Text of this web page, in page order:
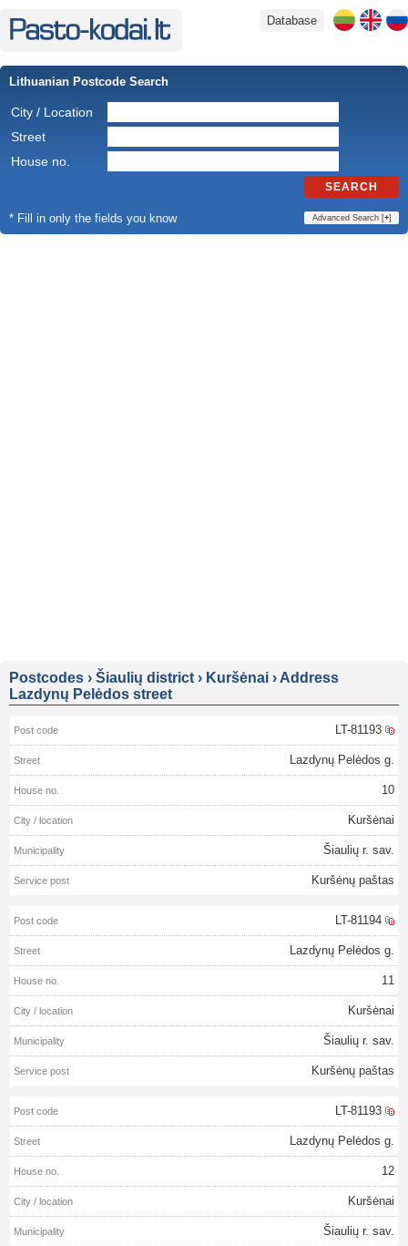
Database
Lithuanian Postcode Search
City / Location
Street
House no.
SEARCH
* Fill in only the fields you know Advanced Search [+]
Postcodes › Šiaulių district › Kuršėnai › Address
Lazdynų Pelėdos street
LT-81193
Lazdynų Pelėdos g.
10
Kuršėnai
Šiaulių r. sav.
Kuršėnų paštas
LT-81194
Lazdynų Pelėdos g.
11
Kuršėnai
Šiaulių r. sav.
Kuršėnų paštas
LT-81193
Lazdynų Pelėdos g.
12
Kuršėnai
Šiaulių r. sav.